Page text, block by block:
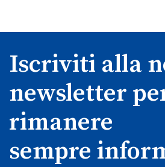
Iscriviti alla
newsletter
rimanere
sempre